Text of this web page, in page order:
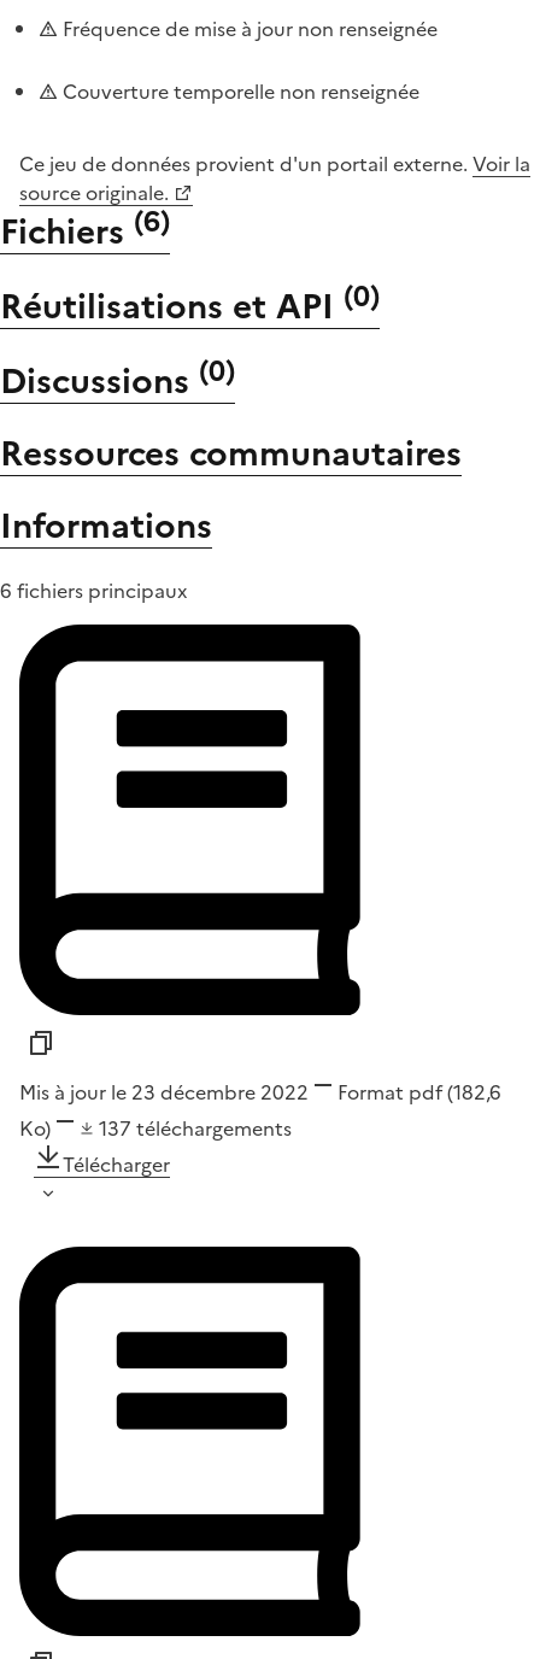
Fréquence de mise à jour non renseignée
Couverture temporelle non renseignée
Ce jeu de données provient d'un portail externe. Voir la
source originale.
Fichiers (6)
Réutilisations et API (0)
Discussions (0)
Ressources communautaires
Informations
6 fichiers principaux
Mis à jour le 23 décembre 2022 Format pdf(182,6
Ko)
137 téléchargements
Télécharger